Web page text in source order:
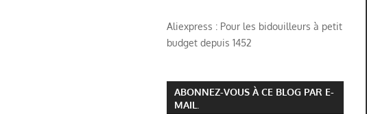
Aliexpress : Pour les bidouilleurs à petit
budget depuis 1452
ABONNEZ-VOUS À CE BLOG PAR E-
MAIL.